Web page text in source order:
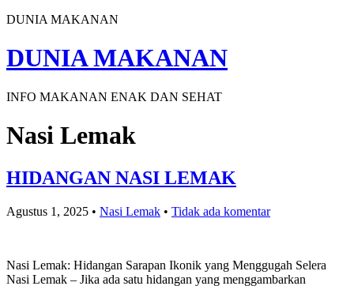
DUNIA MAKANAN
DUNIA MAKANAN
INFO MAKANAN ENAK DAN SEHAT
Nasi Lemak
HIDANGAN NASI LEMAK
Agustus 1, 2025 • Nasi Lemak • Tidak ada komentar
Nasi Lemak: Hidangan Sarapan Ikonik yang Menggugah Selera
Nasi Lemak – Jika ada satu hidangan yang menggambarkan